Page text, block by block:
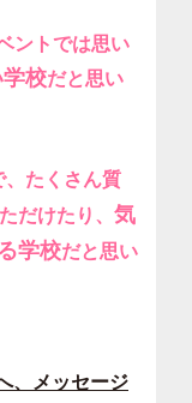
ントでは思い
校だと思い
、たくさん質
だけたり、 気
学校だと思い
、メッセージ